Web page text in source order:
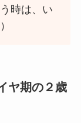
時は、い
ヤ期の２歳